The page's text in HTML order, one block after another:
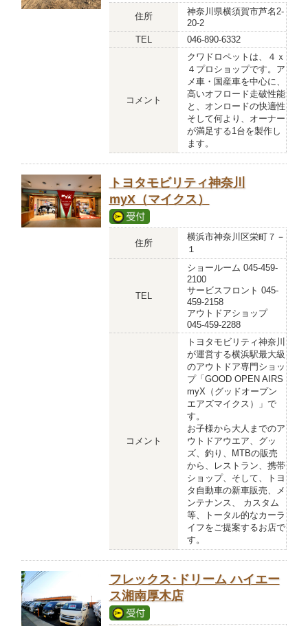
住所
神奈川県横須賀市芦名2-
20-2
TEL
046-890-6332
コメント
クワドロペットは、４ｘ
４プロショップです。ア
メ車・国産車を中心に、
高いオフロード走破性能
と、オンロードの快適性
そして何より、オーナー
が満足する1台を製作し
ます。
トヨタモビリティ神奈川
myX（マイクス）
住所
横浜市神奈川区栄町７－
１
TEL
ショールーム 045-459-
2100
サービスフロント 045-
459-2158
アウトドアショップ
045-459-2288
コメント
トヨタモビリティ神奈川
が運営する横浜駅最大級
のアウトドア専門ショッ
プ「GOOD OPEN AIRS
myX（グッドオープン
エアズマイクス）」で
す。
お子様から大人までのア
ウトドアウエア、グッ
ズ、釣り、MTBの販売
から、レストラン、携帯
ショップ、そして、トヨ
タ自動車の新車販売、メ
ンテナンス、 カスタム
等、トータル的なカーラ
イフをご提案するお店で
す。
フレックス･ドリーム ハイエー
ス湘南厚木店